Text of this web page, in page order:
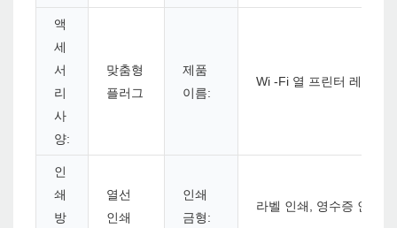
액
세
서
리
사
양:
맞춤형
플러그
제품
이름:
Wi -Fi 열 프린터 레이블
인
쇄
방
열선
인쇄
인쇄
금형:
라벨 인쇄, 영수증 인쇄